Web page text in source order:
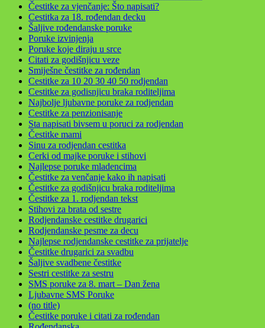
Čestitke za vjenčanje: Što napisati?
Cestitka za 18. rođendan decku
Šaljive rođendanske poruke
Poruke izvinjenja
Poruke koje diraju u srce
Citati za godišnjicu veze
Smiješne čestitke za rođendan
Cestitke za 10 20 30 40 50 rodjendan
Cestitke za godisnjicu braka roditeljima
Najbolje ljubavne poruke za rodjendan
Cestitke za penzionisanje
Sta napisati bivsem u poruci za rodjendan
Čestitke mami
Sinu za rodjendan cestitka
Cerki od majke poruke i stihovi
Najlepse poruke mladencima
Čestitke za venčanje kako ih napisati
Čestitke za godišnjicu braka roditeljima
Čestitke za 1. rodjendan tekst
Stihovi za brata od sestre
Rodjendanske cestitke drugarici
Rodjendanske pesme za decu
Najlepse rodjendanske cestitke za prijatelje
Čestitke drugarici za svadbu
Šaljive svadbene čestitke
Sestri cestitke za sestru
SMS poruke za 8. mart – Dan žena
Ljubavne SMS Poruke
(no title)
Čestitke poruke i citati za rođendan